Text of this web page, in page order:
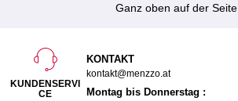
Ganz oben auf der Seite
KUNDENSERVI
CE
KONTAKT
kontakt@menzzo.at
Montag bis Donnerstag :